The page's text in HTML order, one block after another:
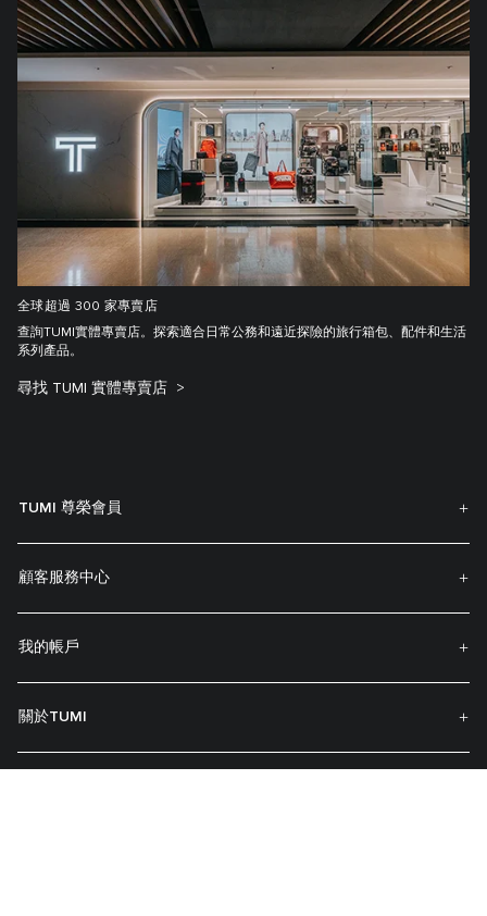
全球超過 300 家專賣店
查詢TUMI實體專賣店。探索適合日常公務和遠近探險的旅行箱包、配件和生活
系列產品。
尋找 TUMI 實體專賣店
TUMI 尊榮會員
顧客服務中心
我的帳戶
關於TUMI